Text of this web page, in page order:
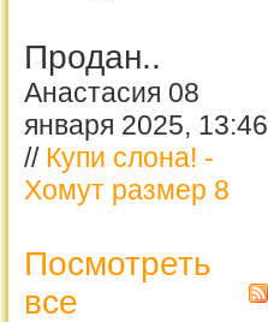
Продан..
Анастасия 08
января 2025, 13:46
// Купи слона! -
Хомут размер 8
Посмотреть
все